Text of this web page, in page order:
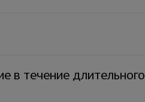
в течение длительного